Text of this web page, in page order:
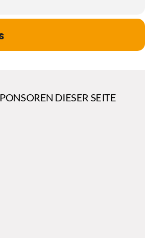
DIESER SEITE